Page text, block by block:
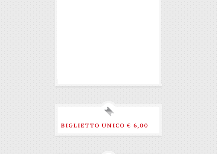
BIGLIETTO UNICO € 6,00